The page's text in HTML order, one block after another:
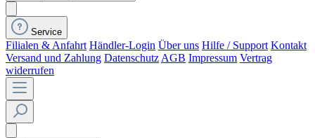
Service
Filialen & Anfahrt Händler-Login Über uns Hilfe / Support Kontakt
Versand und Zahlung Datenschutz AGB Impressum Vertrag
widerrufen